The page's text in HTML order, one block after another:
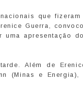
que fizeram
Guerra,
uma apresentação
Além de
(Minas e Energia),